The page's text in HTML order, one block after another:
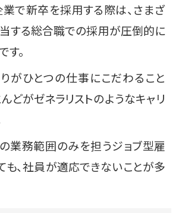
業で新卒を採用する際は、さまざ
する総合職での採用が圧倒的に
。
がひとつの仕事にこだわること
どがゼネラリストのようなキャリ
業務範囲のみを担うジョブ型雇
も、社員が適応できないことが多